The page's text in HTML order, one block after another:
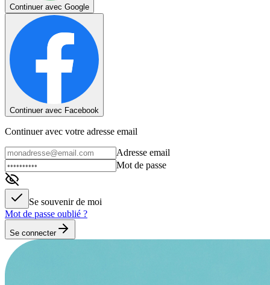
Continuer avec Google
Continuer avec Facebook
Continuer avec votre adresse email
Adresse email
Mot de passe
Se souvenir de moi
Mot de passe oublié ?
Se connecter